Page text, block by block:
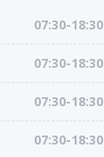
07:30-18:30
07:30-18:30
07:30-18:30
07:30-18:30